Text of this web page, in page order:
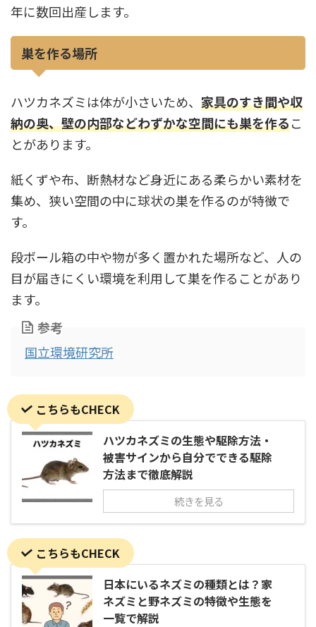
年に数回出産します。
巣を作る場所
ハツカネズミは体が小さいため、 家具のすき間や収
納の奥、壁の内部などわずかな空間にも巣を作るこ
とがあります。
紙くずや布、断熱材など身近にある柔らかい素材を
集め、狭い空間の中に球状の巣を作るのが特徴で
す。
段ボール箱の中や物が多く置かれた場所など、人の
目が届きにくい環境を利用して巣を作ることがあり
ます。
参考
国立環境研究所
こちらもCHECK
ハツカネズミの生態や駆除方法・
被害サインから自分でできる駆除
方法まで徹底解説
続きを見る
こちらもCHECK
日本にいるネズミの種類とは？家
ネズミと野ネズミの特徴や生態を
一覧で解説